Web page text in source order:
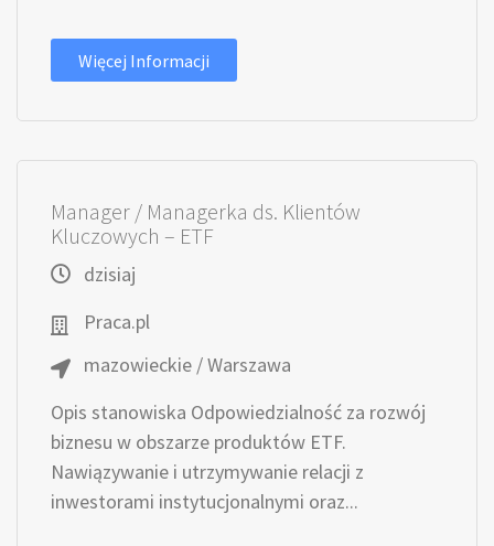
Więcej Informacji
Manager / Managerka ds. Klientów
Kluczowych – ETF
dzisiaj
Praca.pl
mazowieckie / Warszawa
Opis stanowiska Odpowiedzialność za rozwój
biznesu w obszarze produktów ETF.
Nawiązywanie i utrzymywanie relacji z
inwestorami instytucjonalnymi oraz...